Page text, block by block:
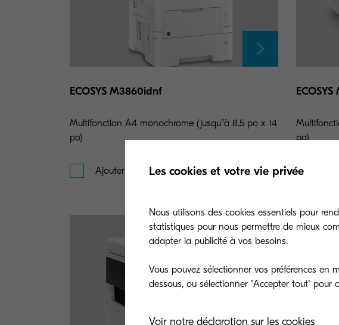
ECOSYS M3860idnf
Multifonction A4 monochrome (jusqu''à 8.5 po x 14
po)
Ajouter à la comparaison
po)
Les cookies et votre vie privée
Nous utilisons des cookies essentiels pour
statistiques pour nous permettre de mieux
adapter la publicité à vos besoins.
Vous pouvez sélectionner vos préférences en
Voir notre déclaration sur les cookies